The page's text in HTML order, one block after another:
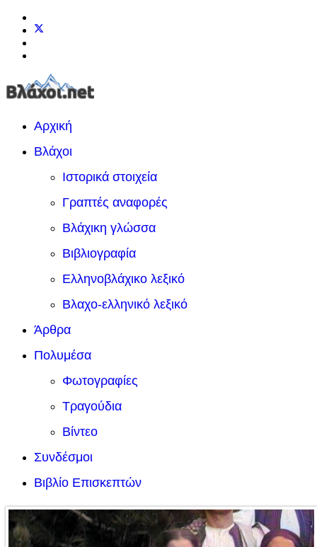
Αρχική
Βλάχοι
Ιστορικά στοιχεία
Γραπτές αναφορές
Βλάχικη γλώσσα
Βιβλιογραφία
Ελληνοβλάχικο λεξικό
Βλαχο-ελληνικό λεξικό
Άρθρα
Πολυμέσα
Φωτογραφίες
Τραγούδια
Βίντεο
Συνδέσμοι
Βιβλίο Επισκεπτών